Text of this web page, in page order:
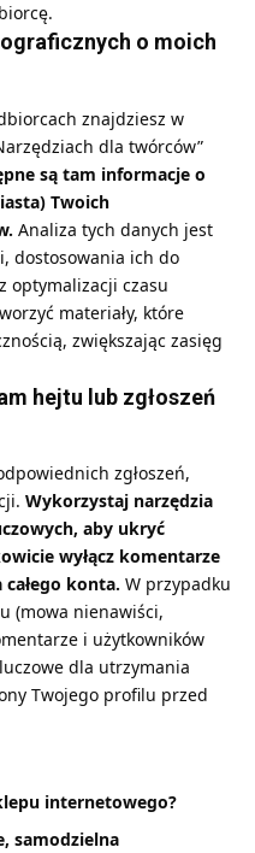
o moich
znajdziesz w
dla twórców”
są tam informacje o
Twoich
Analiza tych danych jest
dostosowania ich do
optymalizacji czasu
materiały, które
zwiększając zasięg
hejtu lub zgłoszeń
zgłoszeń,
Wykorzystaj narzędzia
aby ukryć
wyłącz komentarze
konta. W przypadku
(mowa nienawiści,
i użytkowników
dla utrzymania
Twojego profilu przed
internetowego?
samodzielna